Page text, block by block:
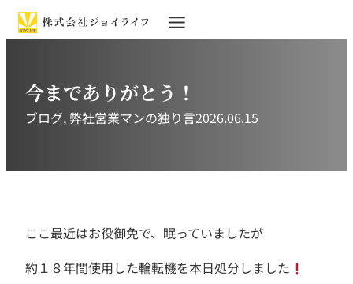
今までありがとう！
ブログ, 弊社営業マンの独り言2026.06.15
ここ最近はお役御免で、眠っていましたが
約１８年間使用した輪転機を本日処分しました